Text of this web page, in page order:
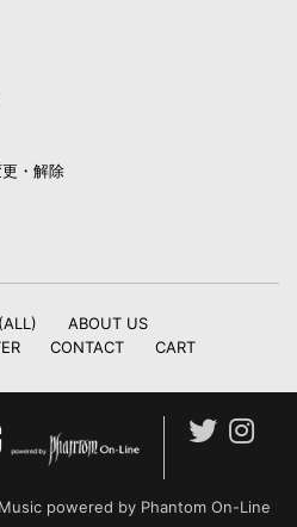
・解除
ABOUT US
CONTACT CART
powered by Phantom On-Line